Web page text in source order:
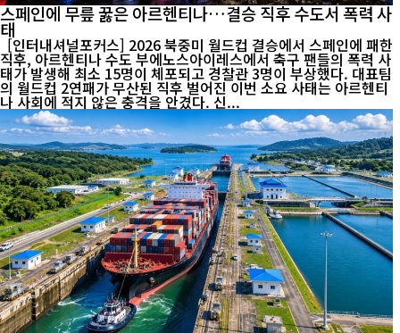
스페인에 무릎 꿇은 아르헨티나…결승 직후 수도서 폭력 사
태
[인터내셔널포커스] 2026 북중미 월드컵 결승에서 스페인에 패한
직후, 아르헨티나 수도 부에노스아이레스에서 축구 팬들의 폭력 사
태가 발생해 최소 15명이 체포되고 경찰관 3명이 부상했다. 대표팀
의 월드컵 2연패가 무산된 직후 벌어진 이번 소요 사태는 아르헨티
나 사회에 적지 않은 충격을 안겼다. 신...